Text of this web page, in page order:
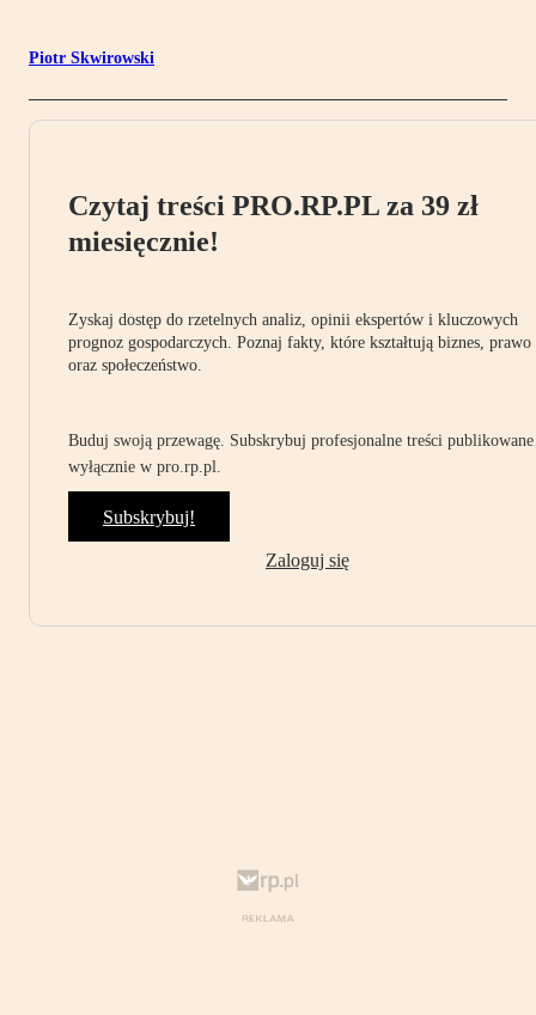
Piotr Skwirowski
Czytaj treści PRO.RP.PL za 39 zł
miesięcznie!
Zyskaj dostęp do rzetelnych analiz, opinii ekspertów i kluczowych
prognoz gospodarczych. Poznaj fakty, które kształtują biznes, prawo
oraz społeczeństwo.
Buduj swoją przewagę. Subskrybuj profesjonalne treści publikowane
wyłącznie w pro.rp.pl.
Subskrybuj!
Zaloguj się